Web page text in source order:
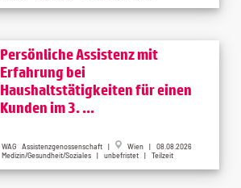
Persönliche Assistenz mit
Erfahrung bei
Haushaltstätigkeiten für einen
Kunden im 3. ...
WAG Assistenzgenossenschaft | Wien | 08.08.2026
Medizin/Gesundheit/Soziales | unbefristet | Teilzeit